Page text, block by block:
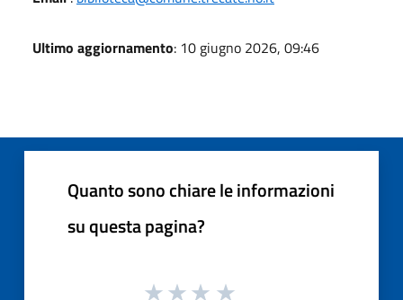
Ultimo aggiornamento: 10 giugno 2026, 09:46
Quanto sono chiare le informazioni
su questa pagina?